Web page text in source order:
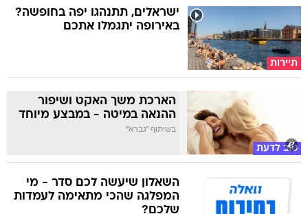
תיירות
ישראלים, תתנהגו יפה בחופשה?
באירופה יתגמלו אתכם
טוב לדעת
הארכת משך האקט ושיפור
ההנאה במיטה - במבצע מיוחד
בשיתוף "גברא"
השאלון שיעשה לכם סדר - מי
המפלגה שהכי מתאימה לעמדות
שלכם?